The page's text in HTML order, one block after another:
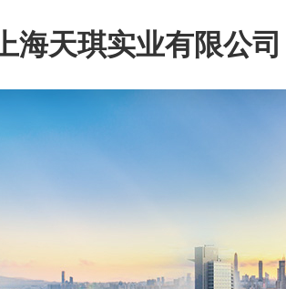
海天琪实业有限公司